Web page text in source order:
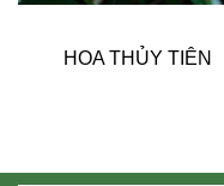
HOA THỦY TIÊN